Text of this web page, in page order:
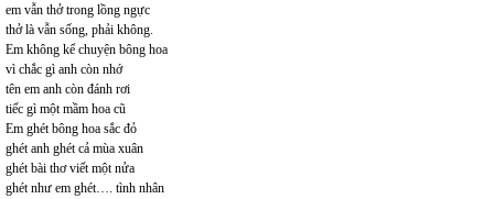
em vẫn thở trong lồng ngực
thở là vẫn sống, phải không.
Em không kể chuyện bông hoa
vì chắc gì anh còn nhớ
tên em anh còn đánh rơi
tiếc gì một mầm hoa cũ
Em ghét bông hoa sắc đỏ
ghét anh ghét cả mùa xuân
ghét bài thơ viết một nửa
ghét như em ghét…. tình nhân